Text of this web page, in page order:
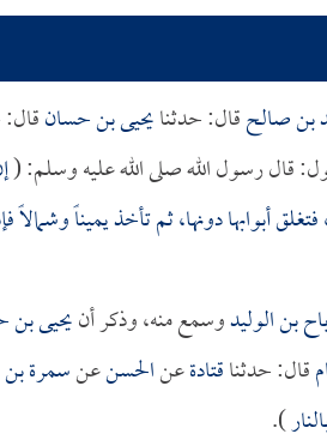
بن صالحقال: حدثنايحيى بن حسان
قال رسول الله صلى الله عليه وسلم: (
أبوابها دونها، ثم تأخذ يميناً
بن الوليدوسمع منه، وذكر أنيحيى
قال: حدثناقتادةعنالحسنعنسمرة
).